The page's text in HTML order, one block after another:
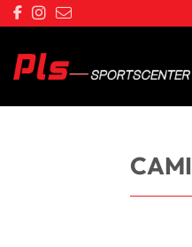
Saltar
al
contenido